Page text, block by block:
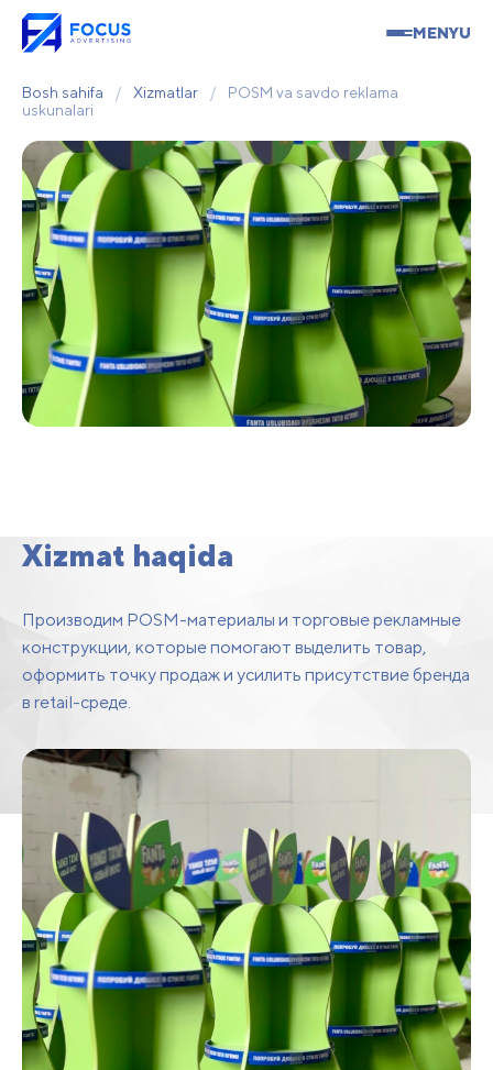
MENYU
Bosh sahifa / Xizmatlar /
POSM va savdo reklama
uskunalari
Xizmat haqida
Производим POSM-материалы и торговые рекламные
конструкции, которые помогают выделить товар,
оформить точку продаж и усилить присутствие бренда
в retail-среде.